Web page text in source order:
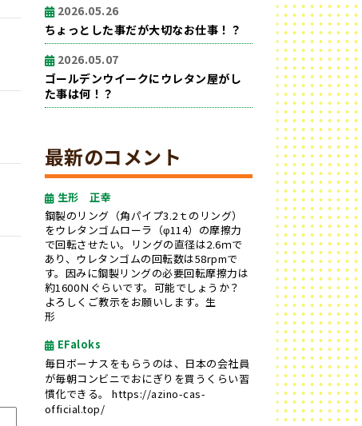
2026.05.26
ちょっとした事だが大切なお仕事！？
2026.05.07
ゴールデンウイークにウレタン屋がし
た事は何！？
最新のコメント
生形 正幸
鋼製のリング（角パイプ3.2ｔのリング）
をウレタンゴムローラ（φ114）の摩擦力
で回転させたい。リングの直径は2.6ｍで
あり、ウレタンゴムの回転数は58rpmで
す。因みに鋼製リングの必要回転摩擦力は
約1600Ｎぐらいです。可能でしょうか？
よろしくご教示をお願いします。生
形
EFaloks
毎日ボーナスをもらうのは、日本の会社員
が毎朝コンビニでおにぎりを買うくらい習
慣化できる。https://azino-cas-
official.top/